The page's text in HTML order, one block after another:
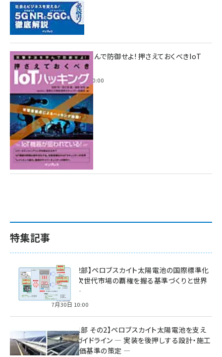
攻撃手法を学んで防御せよ! 押さえておくべきIoT
ハッキング
2022年6月14日 0:00
特集記事
特集【第2部】ペロブスカイト太陽電池の国際標準化
戦略 ― 次世代市場の覇権を握る基準づくりと世界
の動向 ―
7月30日 10:00
特集【第1部 その2】ペロブスカイト太陽電池を支え
る2つのガイドライン ― 実装を後押しする設計・施工
方針と評価基準の策定 ―